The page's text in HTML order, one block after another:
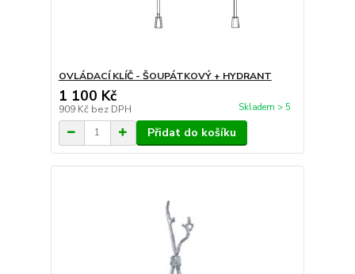
OVLÁDACÍ KLÍČ - ŠOUPÁTKOVÝ + HYDRANT
1 100 Kč
909 Kč bez DPH Skladem > 5
Přidat do košíku